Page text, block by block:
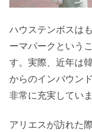
ハウステンボスは
ーマパークという
す。実際、近年は
からのインバウン
非常に充実していま
アリエスが訪れた